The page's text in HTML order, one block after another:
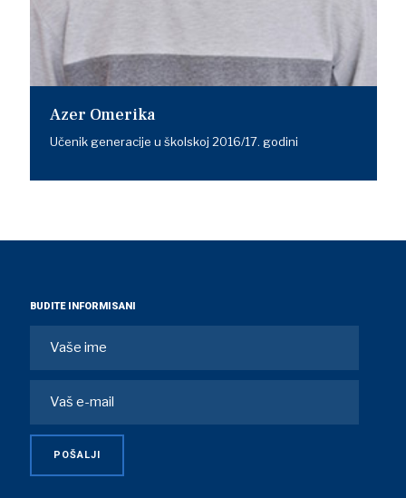
Azer Omerika
Učenik generacije u školskoj 2016/17. godini
BUDITE INFORMISANI